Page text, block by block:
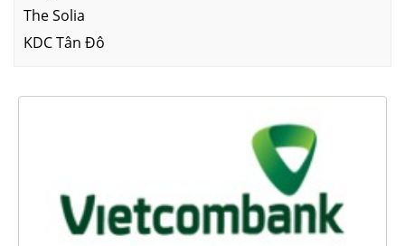
The Solia
KDC Tân Đô